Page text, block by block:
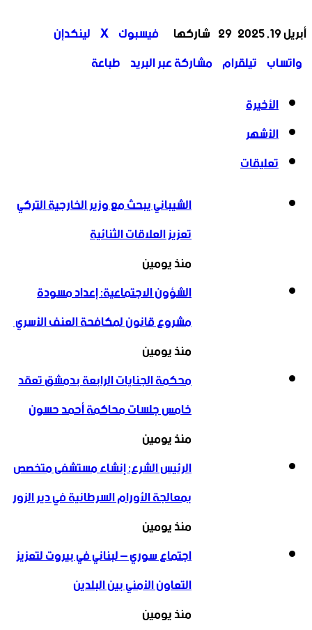
أبريل 19, 2025 29 فيسبوك
‫X
لينكدإن
واتساب
تيلقرام
شاركها فيسبوك ‫X لينكدإن
واتساب تيلقرام مشاركة عبر البريد طباعة
الأخيرة
الأشهر
تعليقات
الشيباني يبحث مع وزير الخارجية التركي
تعزيز العلاقات الثنائية
منذ يومين
الشؤون الاجتماعية: إعداد مسودة
مشروع قانون لمكافحة العنف الأسري ‏
منذ يومين
محكمة الجنايات الرابعة بدمشق تعقد
خامس جلسات محاكمة أحمد حسون
منذ يومين
الرئيس الشرع: إنشاء ‌‏مستشفى متخصص
بمعالجة الأورام السرطانية في دير الزور
منذ يومين
اجتماع سوري – لبناني في بيروت لتعزيز
التعاون ‏الأمني ‏بين البلدين
منذ يومين